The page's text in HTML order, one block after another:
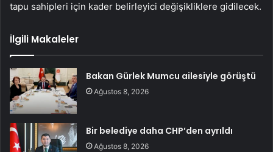
tapu sahipleri için kader belirleyici değişikliklere gidilecek.
İlgili Makaleler
Bakan Gürlek Mumcu ailesiyle görüştü
Ağustos 8, 2026
Bir belediye daha CHP’den ayrıldı
Ağustos 8, 2026